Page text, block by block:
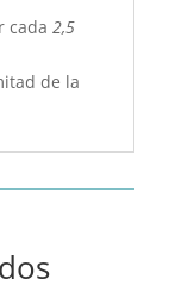
cada 2,5
de la